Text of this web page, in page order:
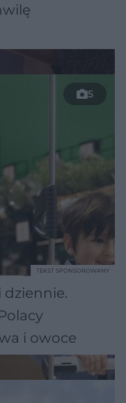
5
dziennie.
i owoce
TEKST SPONSOROWANY